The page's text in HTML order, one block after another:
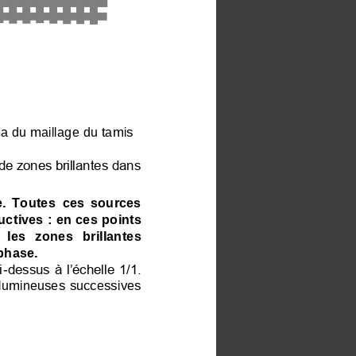
du maillage du tamis
zones brillantes dans
Toutes ces  sources
: en ces points
les
zones   brillantes
-dessus à l’échelle 1/1.
successives